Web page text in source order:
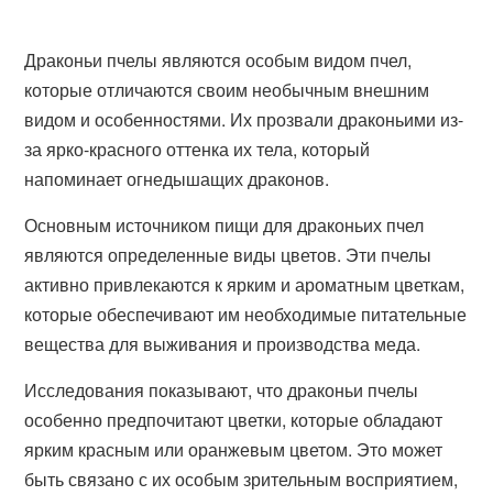
Драконьи пчелы являются особым видом пчел,
которые отличаются своим необычным внешним
видом и особенностями. Их прозвали драконьими из-
за ярко-красного оттенка их тела, который
напоминает огнедышащих драконов.
Основным источником пищи для драконьих пчел
являются определенные виды цветов. Эти пчелы
активно привлекаются к ярким и ароматным цветкам,
которые обеспечивают им необходимые питательные
вещества для выживания и производства меда.
Исследования показывают, что драконьи пчелы
особенно предпочитают цветки, которые обладают
ярким красным или оранжевым цветом. Это может
быть связано с их особым зрительным восприятием,